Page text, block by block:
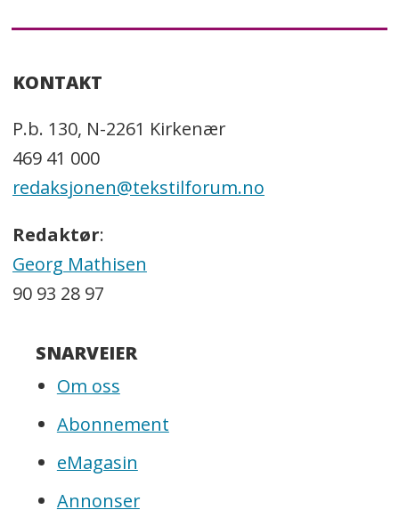
KONTAKT
P.b. 130, N-2261 Kirkenær
469 41 000
redaksjonen@tekstilforum.no
Redaktør:
Georg Mathisen
90 93 28 97
SNARVEIER
Om oss
Abonnement
eMagasin
Annonser